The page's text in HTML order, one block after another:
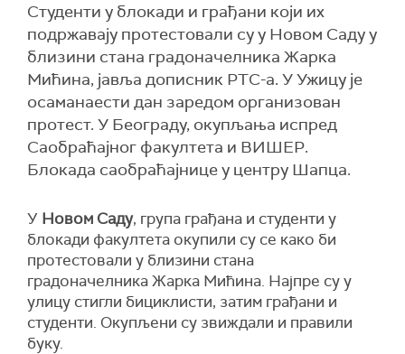
Студенти у блокади и грађани који их
подржавају протестовали су у Новом Саду у
близини стана градоначелника Жарка
Мићина, јавља дописник РТС-а. У Ужицу је
осаманаести дан заредом организован
протест. У Београду, окупљања испред
Саобраћајног факултета и ВИШЕР.
Блокада саобраћајнице у центру Шапца.
У Новом Саду, група грађана и студенти у
блокади факултета окупили су се како би
протестовали у близини стана
градоначелника Жарка Мићина. Најпре су у
улицу стигли бициклисти, затим грађани и
студенти. Окупљени су звиждали и правили
буку.